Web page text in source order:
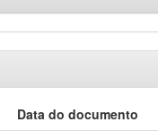
Data do documento